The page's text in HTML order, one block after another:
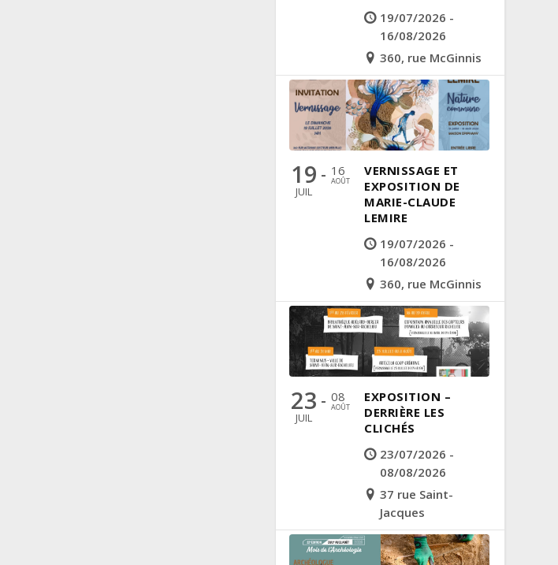
19/07/2026 -
16/08/2026
360, rue McGinnis
19
JUIL
- 16
AOÛT
VERNISSAGE ET
EXPOSITION DE
MARIE-CLAUDE
LEMIRE
19/07/2026 -
16/08/2026
360, rue McGinnis
23
JUIL
- 08
AOÛT
EXPOSITION –
DERRIÈRE LES
CLICHÉS
23/07/2026 -
08/08/2026
37 rue Saint-
Jacques